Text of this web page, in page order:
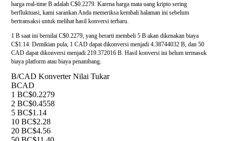
harga real-time B adalah C$0.2279. Karena harga mata uang kripto sering
berfluktuasi, kami sarankan Anda memeriksa kembali halaman ini sebelum
bertransaksi untuk melihat hasil konversi terbaru.
1 B saat ini bernilai C$0.2279, yang berarti membeli 5 B akan dikenakan biaya
C$1.14. Demikian pula, 1 CAD dapat dikonversi menjadi 4.38744032 B, dan 50
CAD dapat dikonversi menjadi 219.372016 B. Hasil konversi ini belum termasuk
biaya platform atau biaya penambang.
B/CAD Konverter Nilai Tukar
BCAD
1 BC$0.2279
2 BC$0.4558
5 BC$1.14
10 BC$2.28
20 BC$4.56